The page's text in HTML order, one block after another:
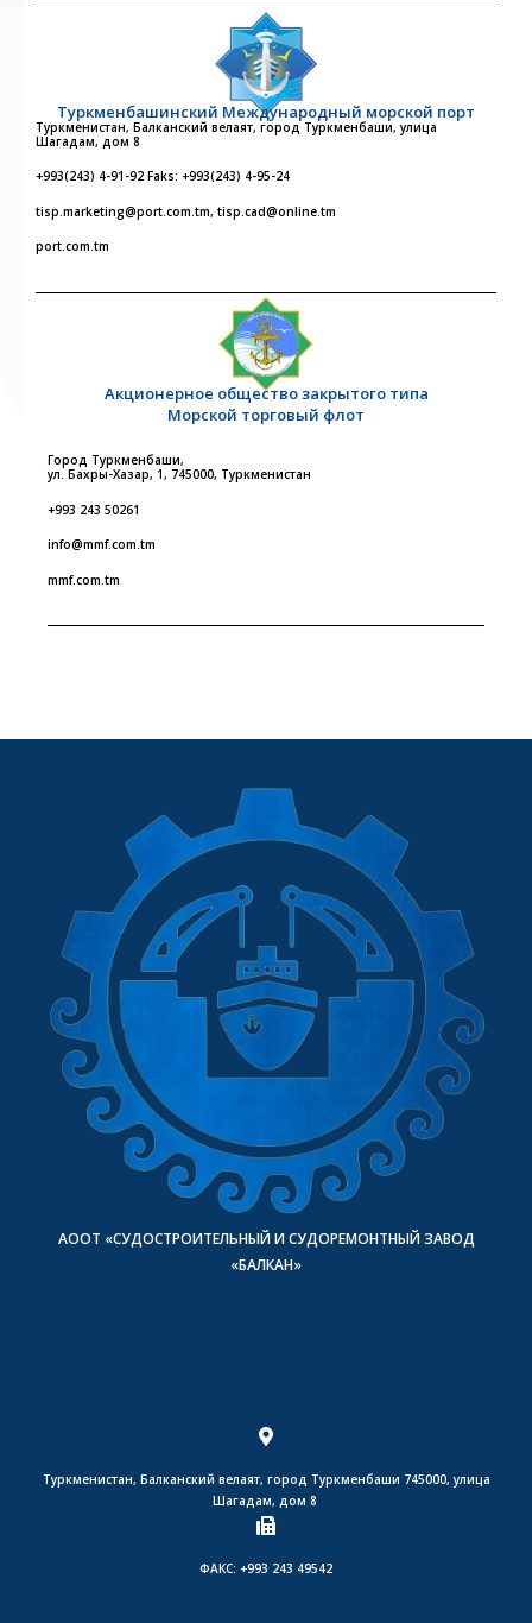
Туркменбашинский Международный морской порт
Туркменистан, Балканский велаят, город Туркменбаши, улица
Шагадам, дом 8
+993(243) 4-91-92 Faks: +993(243) 4-95-24
tisp.marketing@port.com.tm, tisp.cad@online.tm
port.com.tm
Акционерное общество закрытого типа
Морской торговый флот
Город Туркменбаши,
ул. Бахры-Хазар, 1, 745000, Туркменистан
+993 243 50261
info@mmf.com.tm
mmf.com.tm
АООТ «СУДОСТРОИТЕЛЬНЫЙ И СУДОРЕМОНТНЫЙ ЗАВОД
«БАЛКАН»
Туркменистан, Балканский велаят, город Туркменбаши 745000, улица
Шагадам, дом 8
ФАКС: +993 243 49542